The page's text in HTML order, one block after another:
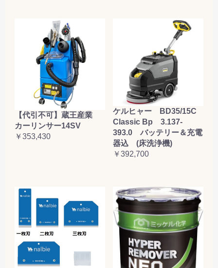
【代引不可】蔵王産業
カーリンサー14SV
￥353,430
ケルヒャー BD35/15C
Classic Bp 3.137-
393.0 バッテリー＆充電
器込 (床洗浄機)
￥392,700